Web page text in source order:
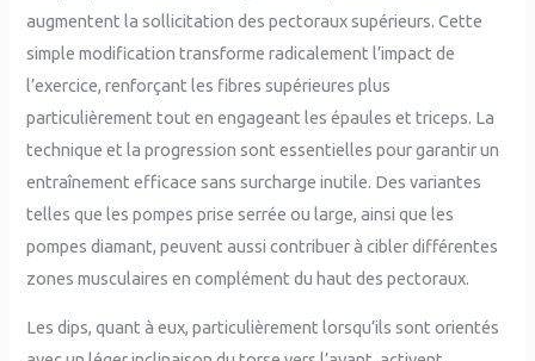
augmentent la sollicitation des pectoraux supérieurs. Cette
simple modification transforme radicalement l’impact de
l’exercice, renforçant les fibres supérieures plus
particulièrement tout en engageant les épaules et triceps. La
technique et la progression sont essentielles pour garantir un
entraînement efficace sans surcharge inutile. Des variantes
telles que les pompes prise serrée ou large, ainsi que les
pompes diamant, peuvent aussi contribuer à cibler différentes
zones musculaires en complément du haut des pectoraux.
Les dips, quant à eux, particulièrement lorsqu’ils sont orientés